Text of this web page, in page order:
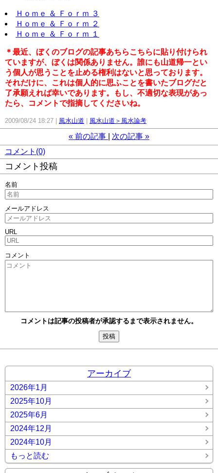
Ｈｏｍｅ ＆ Ｆｏｒｍ ３
Ｈｏｍｅ ＆ Ｆｏｒｍ ２
Ｈｏｍｅ ＆ Ｆｏｒｍ １
＊最近、ぼくのブログの記事あちらこちらに貼り付けられ
ていますが、ぼくは関係ありません。誰にも山道帰一とい
う個人が思うことを止める権利はないと思っております。
それだけに、これは個人的に思ふことを書いたブログだと
了承願えれば幸いであります。もし、不適切な表現があっ
たら、コメントで指摘してくださいね。
2009/08/24 18:27 風水山道 風水山道＞風水論考
« 前の記事 次の記事 »
コメント(0)
コメント投稿
名前
メールアドレス
URL
コメント
コメントは記事の投稿者が承認するまで表示されません。
アーカイブ
2026年1月
2025年10月
2025年6月
2024年12月
2024年10月
もっと読む